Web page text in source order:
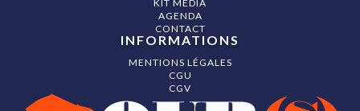
KIT MÉDIA
AGENDA
CONTACT
INFORMATIONS
MENTIONS LÉGALES
CGU
CGV